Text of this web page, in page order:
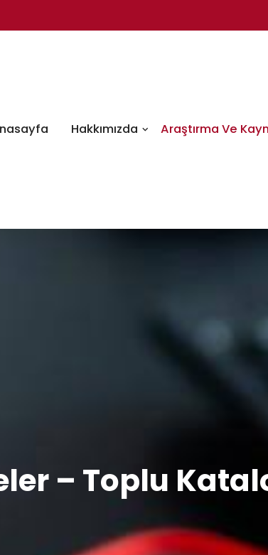
Hakkımızda Araştırma Ve
– Toplu